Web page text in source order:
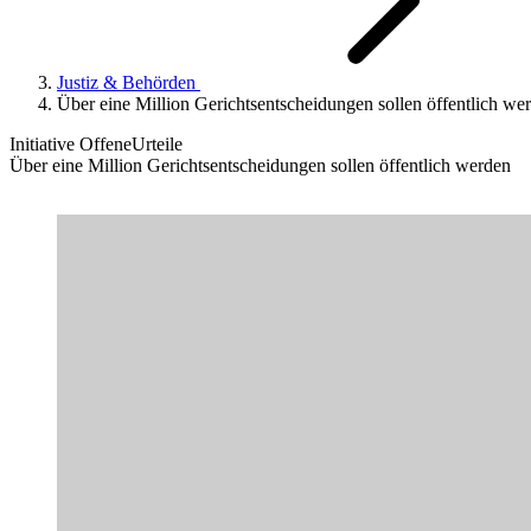
Justiz & Behörden
Über eine Million Gerichtsentscheidungen sollen öffentlich
Initiative OffeneUrteile
Über eine Million Gerichtsentscheidungen sollen öffentlich werden